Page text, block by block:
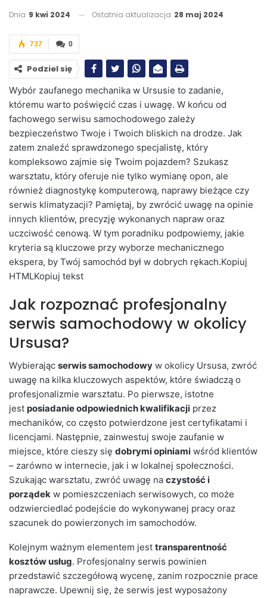
Dnia 9 kwi 2024 Ostatnia aktualizacja 28 maj 2024
0
737
Podziel się
Wybór zaufanego mechanika w Ursusie to zadanie,
któremu warto poświęcić czas i uwagę. W końcu od
fachowego serwisu samochodowego zależy
bezpieczeństwo Twoje i Twoich bliskich na drodze. Jak
zatem znaleźć sprawdzonego specjalistę, który
kompleksowo zajmie się Twoim pojazdem? Szukasz
warsztatu, który oferuje nie tylko wymianę opon, ale
również diagnostykę komputerową, naprawy bieżące czy
serwis klimatyzacji? Pamiętaj, by zwrócić uwagę na opinie
innych klientów, precyzję wykonanych napraw oraz
uczciwość cenową. W tym poradniku podpowiemy, jakie
kryteria są kluczowe przy wyborze mechanicznego
ekspera, by Twój samochód był w dobrych rękach.Kopiuj
HTMLKopiuj tekst
Jak rozpoznać profesjonalny
serwis samochodowy w okolicy
Ursusa?
Wybierając serwis samochodowy w okolicy Ursusa, zwróć
uwagę na kilka kluczowych aspektów, które świadczą o
profesjonalizmie warsztatu. Po pierwsze, istotne
jest posiadanie odpowiednich kwalifikacji przez
mechaników, co często potwierdzone jest certyfikatami i
licencjami. Następnie, zainwestuj swoje zaufanie w
miejsce, które cieszy się dobrymi opiniami wśród klientów
– zarówno w internecie, jak i w lokalnej społeczności.
Szukając warsztatu, zwróć uwagę na czystość i
porządek w pomieszczeniach serwisowych, co może
odzwierciedlać podejście do wykonywanej pracy oraz
szacunek do powierzonych im samochodów.
Kolejnym ważnym elementem jest transparentność
kosztów usług. Profesjonalny serwis powinien
przedstawić szczegółową wycenę, zanim rozpocznie prace
naprawcze. Upewnij się, że serwis jest wyposażony